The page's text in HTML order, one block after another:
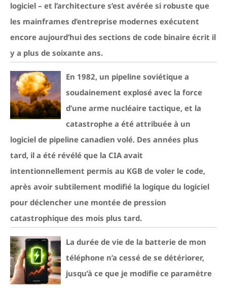
logiciel – et l’architecture s’est avérée si robuste que
les mainframes d’entreprise modernes exécutent
encore aujourd’hui des sections de code binaire écrit il
y a plus de soixante ans.
En 1982, un pipeline soviétique a
soudainement explosé avec la force
d’une arme nucléaire tactique, et la
catastrophe a été attribuée à un
logiciel de pipeline canadien volé. Des années plus
tard, il a été révélé que la CIA avait
intentionnellement permis au KGB de voler le code,
après avoir subtilement modifié la logique du logiciel
pour déclencher une montée de pression
catastrophique des mois plus tard.
La durée de vie de la batterie de mon
téléphone n’a cessé de se détériorer,
jusqu’à ce que je modifie ce paramètre